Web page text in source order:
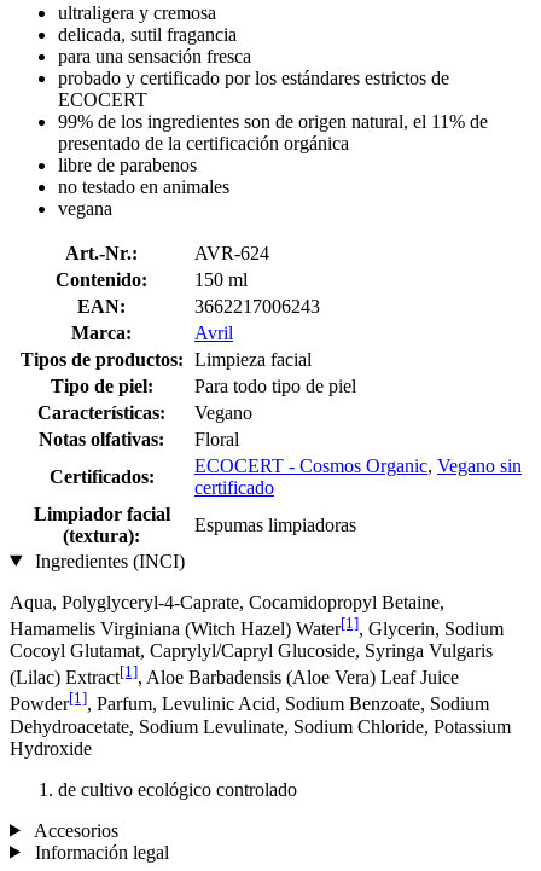
ultraligera y cremosa
delicada, sutil fragancia
para una sensación fresca
probado y certificado por los estándares estrictos de
ECOCERT
99% de los ingredientes son de origen natural, el 11% de
presentado de la certificación orgánica
libre de parabenos
no testado en animales
vegana
Art.-Nr.:
AVR-624
Contenido:
150 ml
EAN:
3662217006243
Marca:
Avril
Tipos de productos: Limpieza facial
Tipo de piel:
Para todo tipo de piel
Características:
Vegano
Notas olfativas:
Floral
Certificados:
ECOCERT - Cosmos Organic, Vegano sin
certificado
Limpiador facial
(textura):
Espumas limpiadoras
Ingredientes (INCI)
Aqua, Polyglyceryl-4-Caprate, Cocamidopropyl Betaine,
Hamamelis Virginiana (Witch Hazel) Water[1], Glycerin, Sodium
Cocoyl Glutamat, Caprylyl/Capryl Glucoside, Syringa Vulgaris
(Lilac) Extract[1], Aloe Barbadensis (Aloe Vera) Leaf Juice
Powder[1], Parfum, Levulinic Acid, Sodium Benzoate, Sodium
Dehydroacetate, Sodium Levulinate, Sodium Chloride, Potassium
Hydroxide
de cultivo ecológico controlado
Accesorios
Información legal